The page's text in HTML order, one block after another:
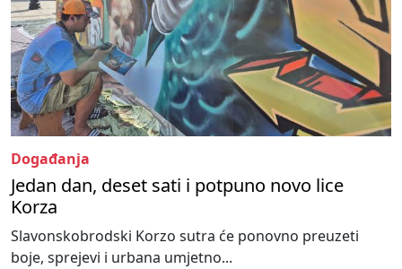
Događanja
Jedan dan, deset sati i potpuno novo lice
Korza
Slavonskobrodski Korzo sutra će ponovno preuzeti
boje, sprejevi i urbana umjetno...